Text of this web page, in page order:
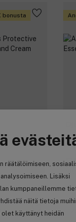
räätälöimiseen,
Lisäksi
kumppaneillemme
näitä tietoja
käyttänyt heidän
bonusta
Cream 50ml
bonusta